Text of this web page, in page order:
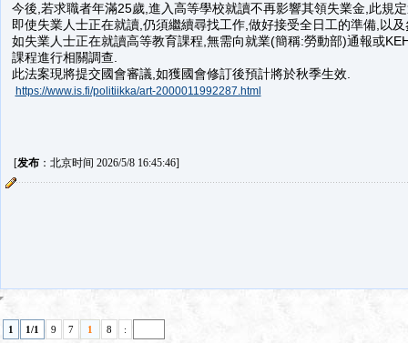
今後,若求職者年滿25歲,進入高等學校就讀不再影響其領失業金,此規
即使失業人士正在就讀,仍須繼續尋找工作,做好接受全日工的準備,以
如失業人士正在就讀高等教育課程,無需向就業(簡稱:勞動部)通報或
課程進行相關調查.
此法案現將提交國會審議,如獲國會修訂後預計將於秋季生效.
https://www.is.fi/politiikka/art-2000011992287.html
[发布：北京时间 2026/5/8 16:45:46]
1 1/1 9 7 1 8 :